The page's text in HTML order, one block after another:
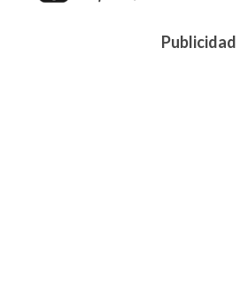
Publicidad